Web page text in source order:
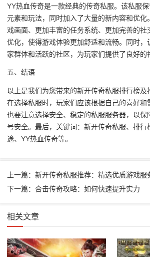
YY热血传奇是一款经典的传奇私服。该私服
元素和玩法，同时加入了大量的新内容和优化
戏画面、更加丰富的任务系统、更加完善的社
优化，使得游戏体验更加舒适和流畅。同时，
家群体和活跃的社区，为玩家们提供了良好的
五、结语
以上是我们为您带来的新开传奇私服排行榜及
在选择私服时，玩家们应该根据自己的喜好和
也要注意选择安全、稳定的私服服务器，以保
号安全。最后，关键词：新开传奇私服、排行
途、YY热血传奇等。
上一篇：新开传奇私服推荐：精选优质游戏服
下一篇：合击传奇攻略：如何快速提升实力
相关文章